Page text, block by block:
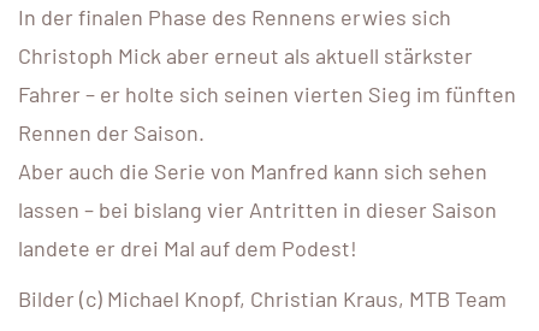
In der finalen Phase des Rennens erwies sich
Christoph Mick aber erneut als aktuell stärkster
Fahrer – er holte sich seinen vierten Sieg im fünften
Rennen der Saison.
Aber auch die Serie von Manfred kann sich sehen
lassen – bei bislang vier Antritten in dieser Saison
landete er drei Mal auf dem Podest!
Bilder (c) Michael Knopf, Christian Kraus, MTB Team